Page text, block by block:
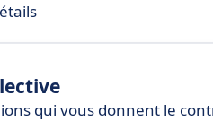
qui vous donnent le